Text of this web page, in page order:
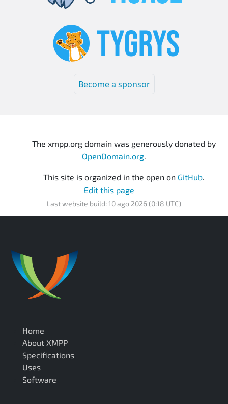
Become a sponsor
The xmpp.org domain was generously donated by
OpenDomain.org
This site is organized in the open on GitHub.
Edit this page
Last website build: 10 ago 2026 (0:18 UTC)
Home
About XMPP
Specifications
Uses
Software